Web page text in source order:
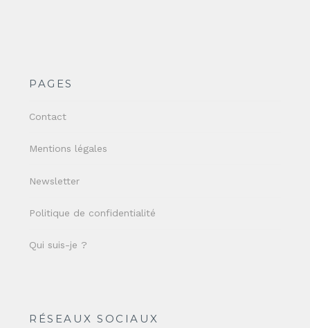
PAGES
Contact
Mentions légales
Newsletter
Politique de confidentialité
Qui suis-je ?
RÉSEAUX SOCIAUX